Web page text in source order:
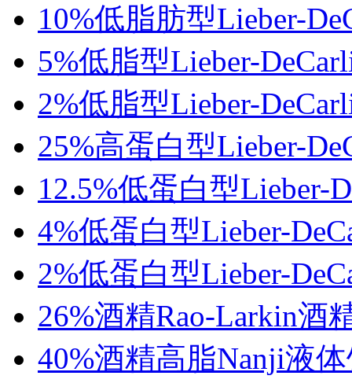
10%低脂肪型Lieber-
5%低脂型Lieber-
2%低脂型Lieber-
25%高蛋白型Lieber-
12.5%低蛋白型Lieber-
4%低蛋白型Lieber-
2%低蛋白型Lieber-
26%酒精Rao-Larkin酒
40%酒精高脂Nanji液